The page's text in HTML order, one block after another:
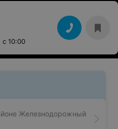
с 10:00
Железнодорожный